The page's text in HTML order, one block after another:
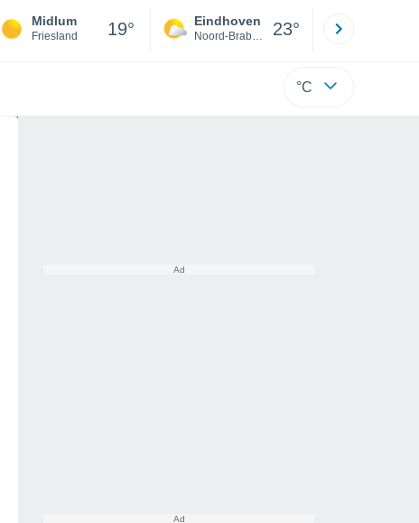
Midlum
Friesland 19° Eindhoven
Noord-Brabant 23°
°C